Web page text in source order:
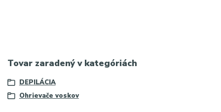
Tovar zaradený v kategóriách
DEPILÁCIA
Ohrievače voskov